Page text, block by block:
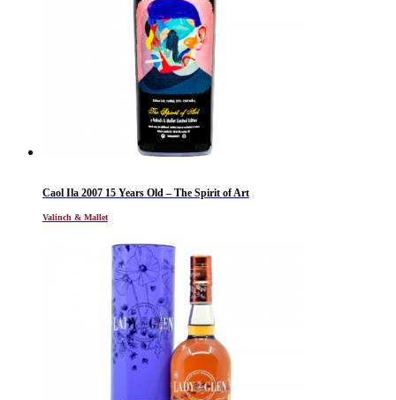
Caol Ila 2007 15 Years Old – The Spirit of Art
Valinch & Mallet